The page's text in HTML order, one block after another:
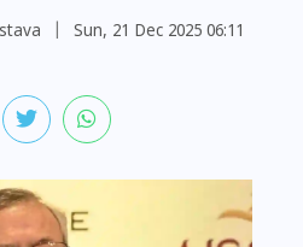
Sun, 21 Dec 2025 06:11